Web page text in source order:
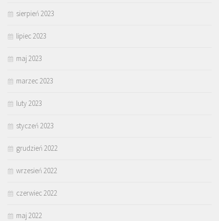
sierpień 2023
lipiec 2023
maj 2023
marzec 2023
luty 2023
styczeń 2023
grudzień 2022
wrzesień 2022
czerwiec 2022
maj 2022